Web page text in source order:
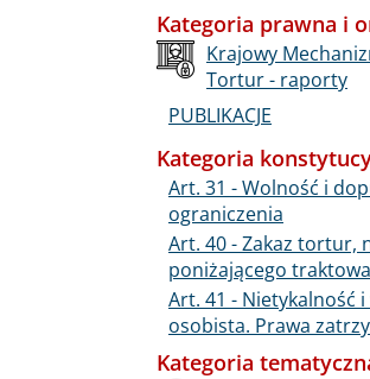
Kategoria prawna i
Krajowy
Tortur - raporty
PUBLIKACJE
Kategoria
Art. 31 - Wolność i
ograniczenia
Art. 40 - Zakaz tortur,
poniżającego
Art. 41 - Nietykalność
osobista. Prawa
Kategoria